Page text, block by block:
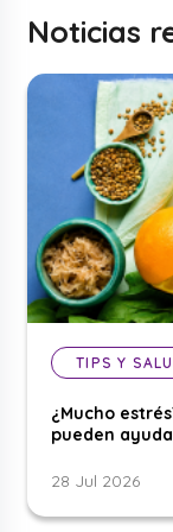
Noticias
TIPS Y
¿Mucho
pueden
28 Jul 2026